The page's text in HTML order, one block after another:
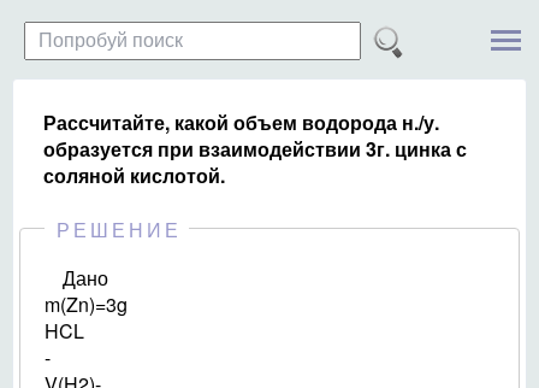
Рассчитайте, какой объем водорода н./у.
образуется при взаимодействии 3г. цинка с
соляной кислотой.
РЕШЕНИЕ
Дано
m(Zn)=3g
HCL
-